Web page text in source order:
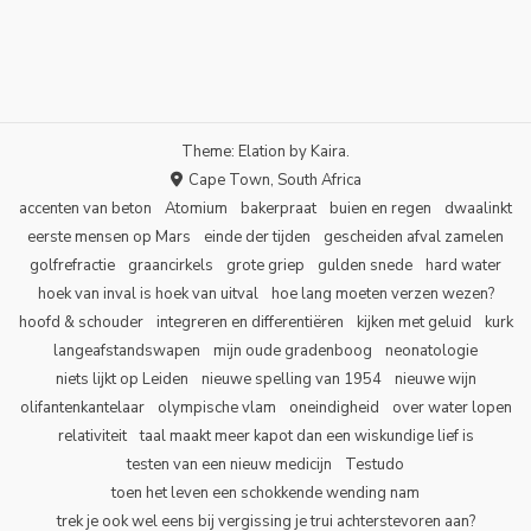
Theme: Elation byKaira.
Cape Town, South Africa
accenten van beton
Atomium bakerpraat buien en regen
dwaalinkt
eerste mensen op Mars
einde der tijden
gescheiden afval zamelen
golfrefractie
graancirkels grote griep gulden snede
hard water
hoek van inval is hoek van uitval
hoe lang moeten verzen wezen?
hoofd & schouder
integreren en differentiëren kijken met geluid
kurk
langeafstandswapen
mijn oude gradenboog
neonatologie
niets lijkt op Leiden
nieuwe spelling van 1954
nieuwe wijn
olifantenkantelaar
olympische vlam oneindigheid
over water lopen
relativiteit
taal maakt meer kapot dan een wiskundige lief is
testen van een nieuw medicijn
Testudo
toen het leven een schokkende wending nam
trek je ook wel eens bij vergissing je trui achterstevoren aan?